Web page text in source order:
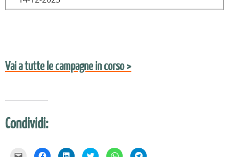
Vai a tutte le campagne in corso >
Condividi:
F F F F F